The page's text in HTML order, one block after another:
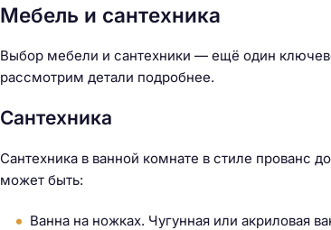
Мебель и сантехника
Выбор мебели и сантехники — ещё один
рассмотрим детали подробнее.
Сантехника
Сантехника в ванной комнате в стиле прованс
может быть:
Ванна на ножках. Чугунная или акриловая